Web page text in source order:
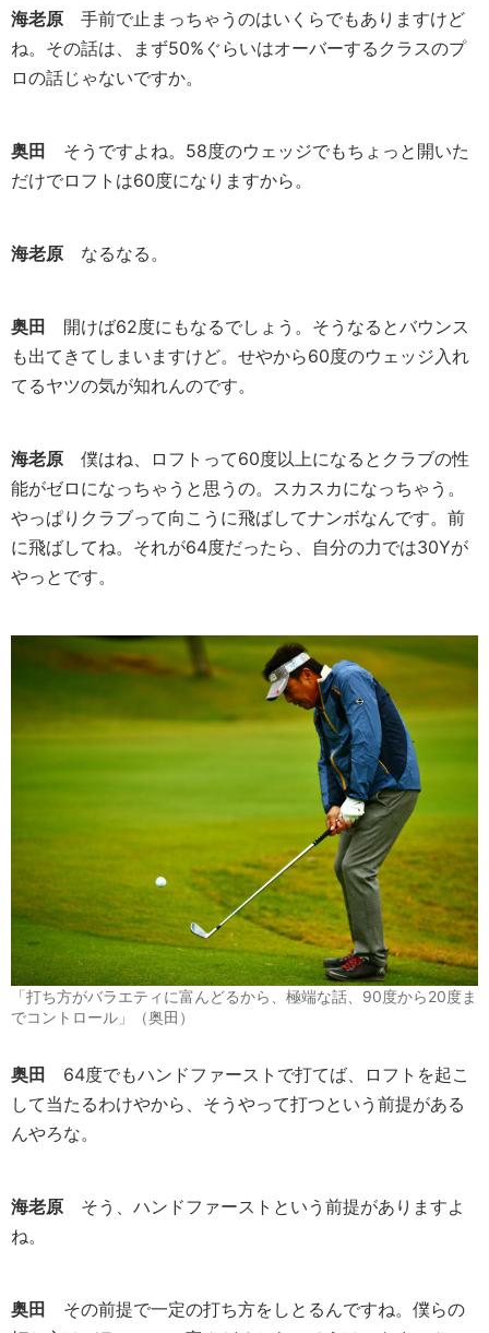
海老原 手前で止まっちゃうのはいくらでもありますけど
ね。その話は、まず50%ぐらいはオーバーするクラスのプ
ロの話じゃないですか。
奥田
そうですよね。58度のウェッジでもちょっと開いた
だけでロフトは60度になりますから。
海老原 なるなる。
奥田
開けば62度にもなるでしょう。そうなるとバウンス
も出てきてしまいますけど。せやから60度のウェッジ入れ
てるヤツの気が知れんのです。
海老原 僕はね、ロフトって60度以上になるとクラブの性
能がゼロになっちゃうと思うの。スカスカになっちゃう。
やっぱりクラブって向こうに飛ばしてナンボなんです。前
に飛ばしてね。それが64度だったら、自分の力では30Yが
やっとです。
「打ち方がバラエティに富んどるから、極端な話、90度から20度ま
でコントロール」（奥田）
奥田
64度でもハンドファーストで打てば、ロフトを起こ
して当たるわけやから、そうやって打つという前提がある
んやろな。
海老原 そう、ハンドファーストという前提がありますよ
ね。
奥田
その前提で一定の打ち方をしとるんですね。僕らの